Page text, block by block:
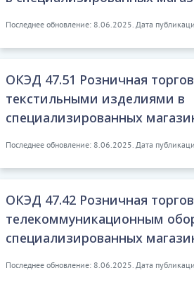
Последнее обновление: 8.06.2025. Дата
ОКЭД 47.51 Розничная
текстильными изделиями в
специализированных
Последнее обновление: 8.06.2025. Дата
ОКЭД 47.42 Розничная
телекоммуникационным
специализированных
Последнее обновление: 8.06.2025. Дата